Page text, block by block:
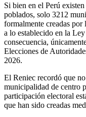
Si bien en el Perú
poblados, solo 3212
formalmente creadas
a lo establecido en la
consecuencia,
Elecciones de
2026.
El Reniec recordó que
municipalidad de centro
participación electoral
que han sido creadas